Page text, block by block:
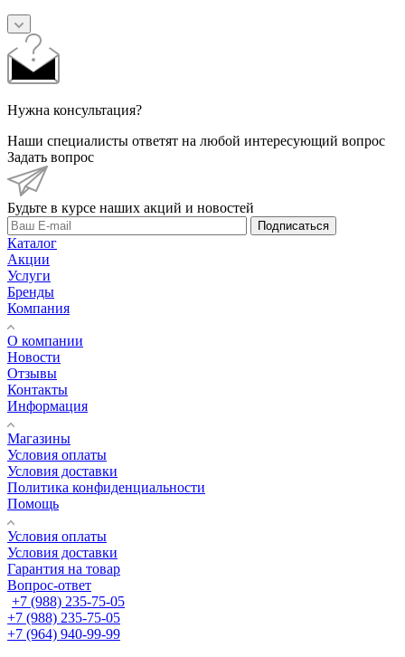
Нужна консультация?
Наши специалисты ответят на любой интересующий вопрос
Задать вопрос
Будьте в курсе наших акций и новостей
Подписаться
Каталог
Акции
Услуги
Бренды
Компания
О компании
Новости
Отзывы
Контакты
Информация
Магазины
Условия оплаты
Условия доставки
Политика конфиденциальности
Помощь
Условия оплаты
Условия доставки
Гарантия на товар
Вопрос-ответ
+7 (988) 235-75-05
+7 (988) 235-75-05
+7 (964) 940-99-99